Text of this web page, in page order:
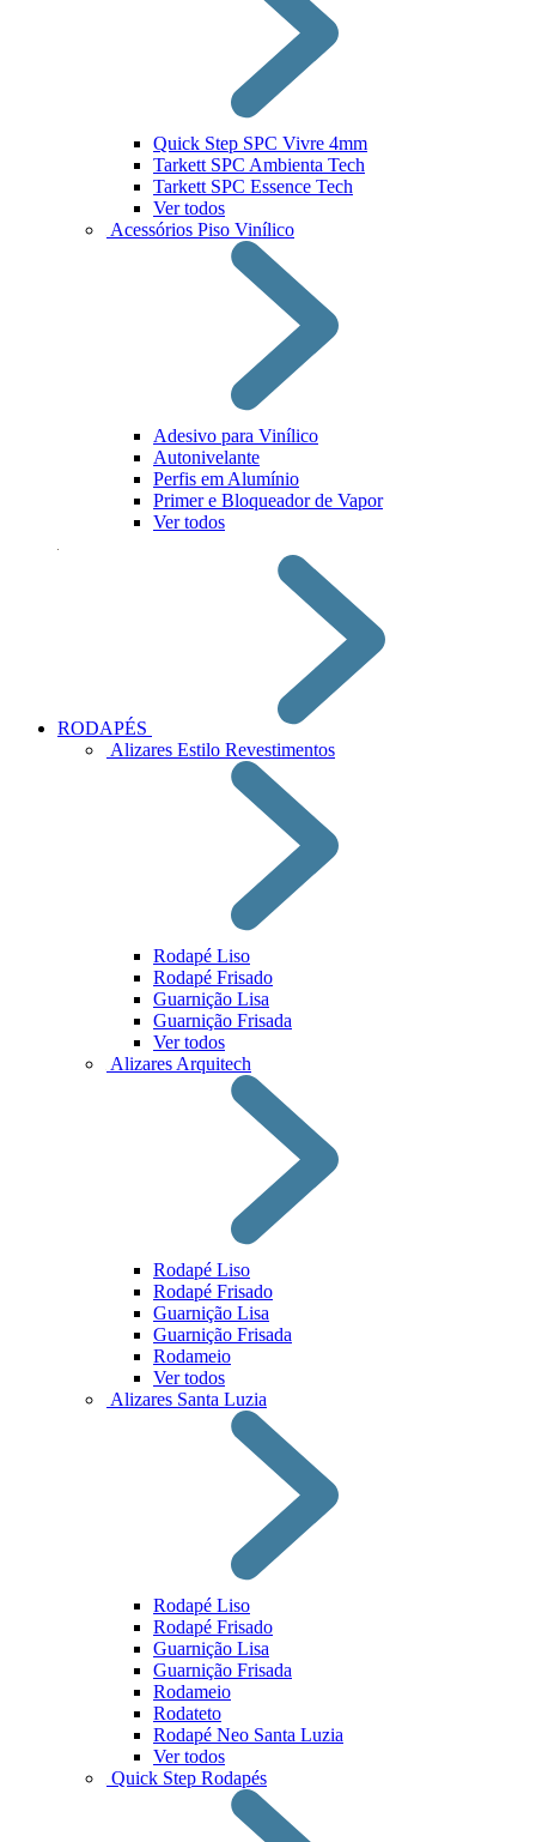
Quick Step SPC Vivre 4mm
Tarkett SPC Ambienta Tech
Tarkett SPC Essence Tech
Ver todos
Acessórios Piso Vinílico
Adesivo para Vinílico
Autonivelante
Perfis em Alumínio
Primer e Bloqueador de Vapor
Ver todos
RODAPÉS
Alizares Estilo Revestimentos
Rodapé Liso
Rodapé Frisado
Guarnição Lisa
Guarnição Frisada
Ver todos
Alizares Arquitech
Rodapé Liso
Rodapé Frisado
Guarnição Lisa
Guarnição Frisada
Rodameio
Ver todos
Alizares Santa Luzia
Rodapé Liso
Rodapé Frisado
Guarnição Lisa
Guarnição Frisada
Rodameio
Rodateto
Rodapé Neo Santa Luzia
Ver todos
Quick Step Rodapés